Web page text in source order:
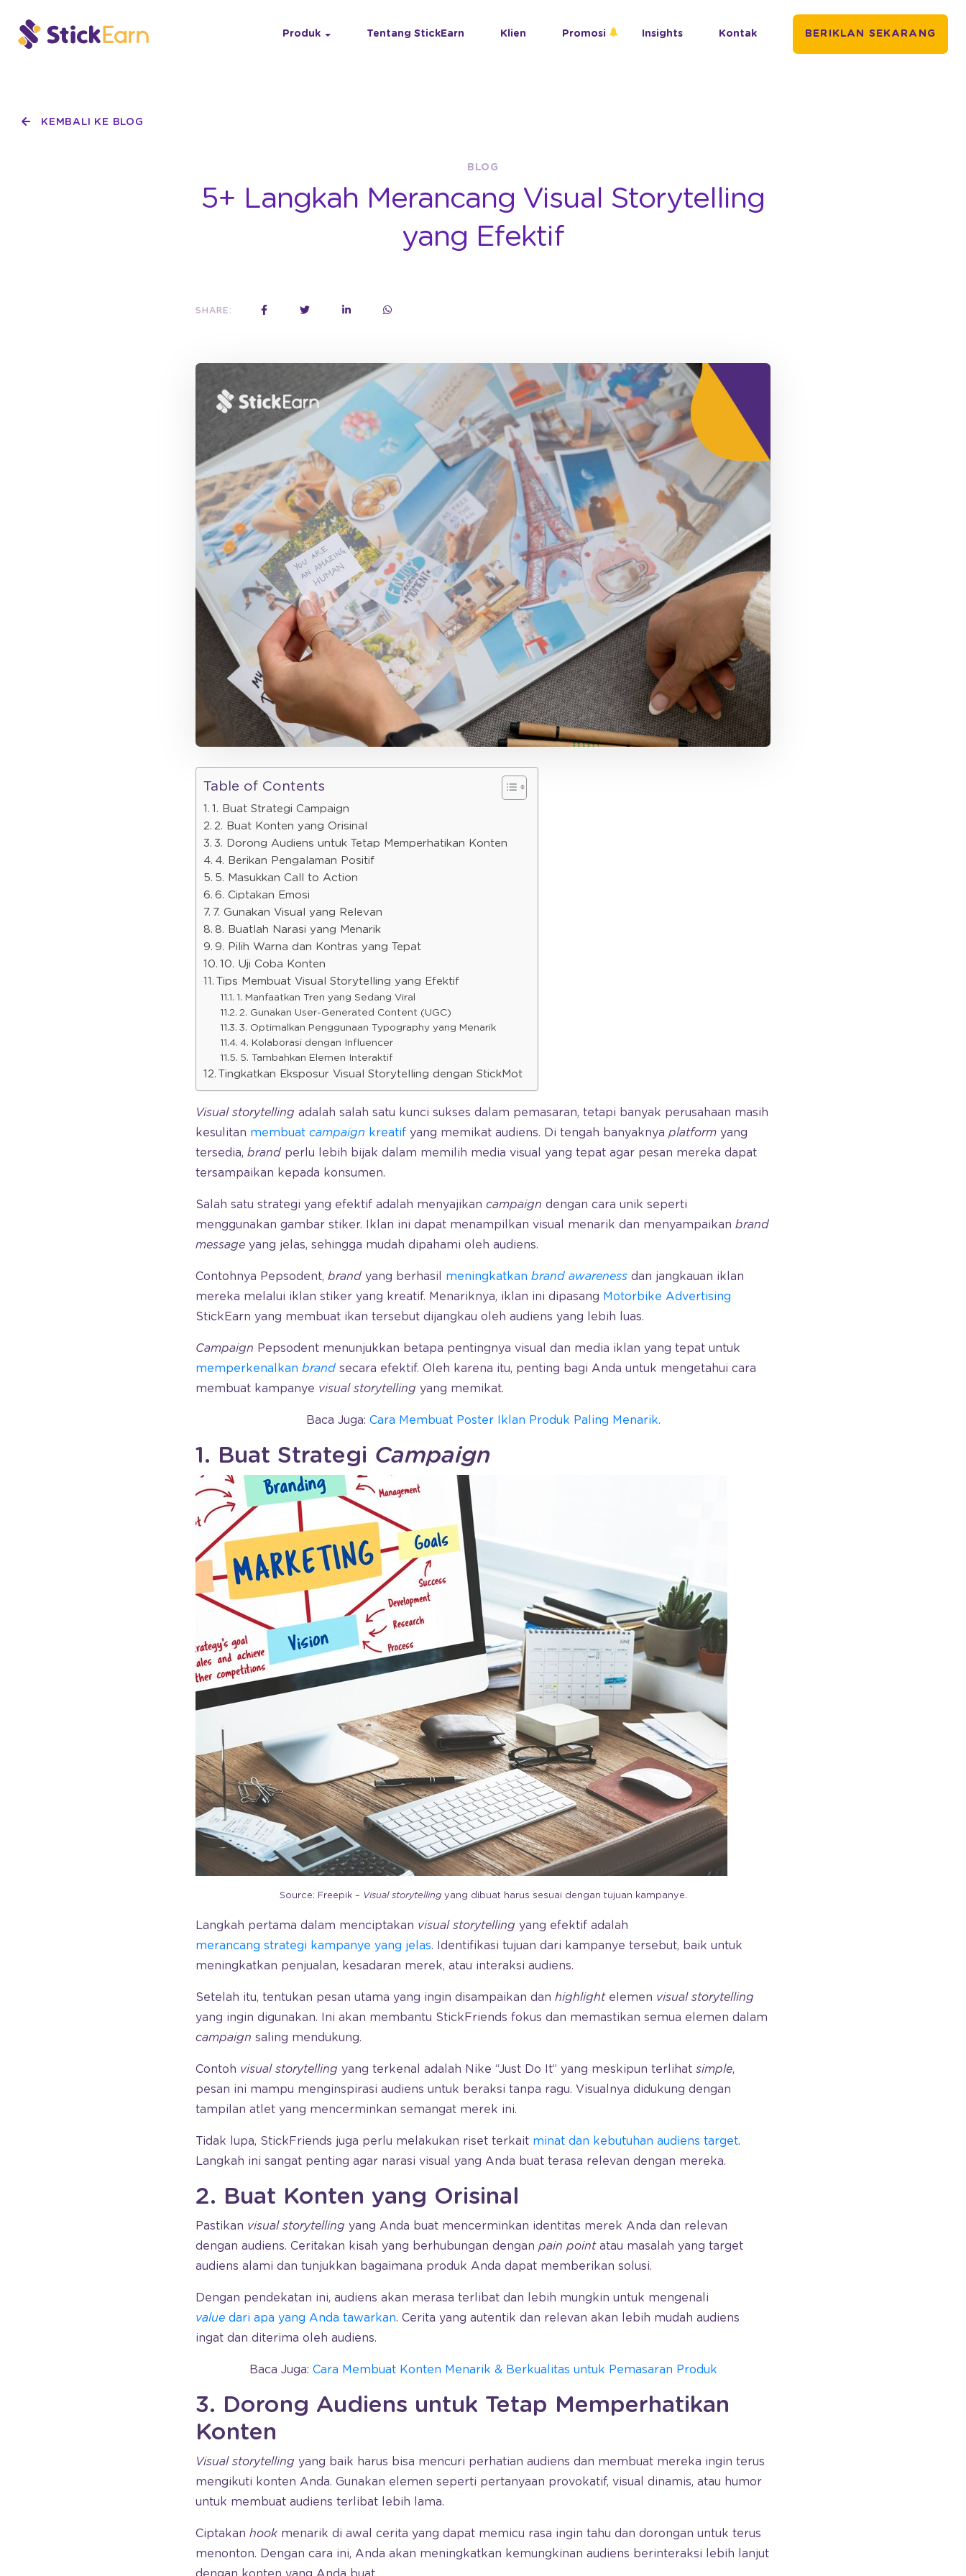
Produk Tentang StickEarn Klien Promosi Insights Kontak BERIKLAN SEKARANG
KEMBALI KE BLOG
BLOG
5+ Langkah Merancang Visual Storytelling
yang Efektif
SHARE:
Table of Contents
1. Buat Strategi Campaign
2. Buat Konten yang Orisinal
3. Dorong Audiens untuk Tetap Memperhatikan Konten
4. Berikan Pengalaman Positif
5. Masukkan Call to Action
6. Ciptakan Emosi
7. Gunakan Visual yang Relevan
8. Buatlah Narasi yang Menarik
9. Pilih Warna dan Kontras yang Tepat
10. Uji Coba Konten
Tips Membuat Visual Storytelling yang Efektif
1. Manfaatkan Tren yang Sedang Viral
2. Gunakan User-Generated Content (UGC)
3. Optimalkan Penggunaan Typography yang Menarik
4. Kolaborasi dengan Influencer
5. Tambahkan Elemen Interaktif
Tingkatkan Eksposur Visual Storytelling dengan StickMot
Visual storytelling adalah salah satu kunci sukses dalam pemasaran, tetapi banyak perusahaan masih
kesulitan membuat campaign kreatif yang memikat audiens. Di tengah banyaknya platform yang
tersedia, brand perlu lebih bijak dalam memilih media visual yang tepat agar pesan mereka dapat
tersampaikan kepada konsumen.
Salah satu strategi yang efektif adalah menyajikan campaign dengan cara unik seperti
menggunakan gambar stiker. Iklan ini dapat menampilkan visual menarik dan menyampaikan brand
message yang jelas, sehingga mudah dipahami oleh audiens.
Contohnya Pepsodent, brand yang berhasil meningkatkan brand awareness dan jangkauan iklan
mereka melalui iklan stiker yang kreatif. Menariknya, iklan ini dipasang Motorbike Advertising
StickEarn yang membuat ikan tersebut dijangkau oleh audiens yang lebih luas.
Campaign Pepsodent menunjukkan betapa pentingnya visual dan media iklan yang tepat untuk
memperkenalkan brand secara efektif. Oleh karena itu, penting bagi Anda untuk mengetahui cara
membuat kampanye visual storytelling yang memikat.
Baca Juga: Cara Membuat Poster Iklan Produk Paling Menarik.
1. Buat Strategi Campaign
Source: Freepik – Visual storytellingyang dibuat harus sesuai dengan tujuan kampanye.
Langkah pertama dalam menciptakan visual storytelling yang efektif adalah
merancang strategi kampanye yang jelas. Identifikasi tujuan dari kampanye tersebut, baik untuk
meningkatkan penjualan, kesadaran merek, atau interaksi audiens.
Setelah itu, tentukan pesan utama yang ingin disampaikan dan highlightelemen visual storytelling
yang ingin digunakan. Ini akan membantu StickFriends fokus dan memastikan semua elemen dalam
campaign saling mendukung.
Contoh visual storytelling yang terkenal adalah Nike “Just Do It” yang meskipun terlihat simple,
pesan ini mampu menginspirasi audiens untuk beraksi tanpa ragu. Visualnya didukung dengan
tampilan atlet yang mencerminkan semangat merek ini.
Tidak lupa, StickFriends juga perlu melakukan riset terkait minat dan kebutuhan audiens target.
Langkah ini sangat penting agar narasi visual yang Anda buat terasa relevan dengan mereka.
2. Buat Konten yang Orisinal
Pastikan visual storytelling yang Anda buat mencerminkan identitas merek Anda dan relevan
dengan audiens. Ceritakan kisah yang berhubungan dengan pain pointatau masalah yang target
audiens alami dan tunjukkan bagaimana produk Anda dapat memberikan solusi.
Dengan pendekatan ini, audiens akan merasa terlibat dan lebih mungkin untuk mengenali
value dari apa yang Anda tawarkan. Cerita yang autentik dan relevan akan lebih mudah audiens
ingat dan diterima oleh audiens.
Baca Juga: Cara Membuat Konten Menarik & Berkualitas untuk Pemasaran Produk
3. Dorong Audiens untuk Tetap Memperhatikan
Konten
Visual storytelling yang baik harus bisa mencuri perhatian audiens dan membuat mereka ingin terus
mengikuti konten Anda. Gunakan elemen seperti pertanyaan provokatif, visual dinamis, atau humor
untuk membuat audiens terlibat lebih lama.
Ciptakan hook menarik di awal cerita yang dapat memicu rasa ingin tahu dan dorongan untuk terus
menonton. Dengan cara ini, Anda akan meningkatkan kemungkinan audiens berinteraksi lebih lanjut
dengan konten yang Anda buat.